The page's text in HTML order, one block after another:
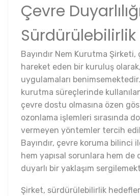
Çevre
Sürdürülebilirlik
Bayındır Nem Kurutma
hareket eden bir kuruluş
uygulamaları
kurutma süreçlerinde
çevre dostu olmasına özen
ozonlama işlemleri sırasında
vermeyen yöntemler tercih
Bayındır, çevre koruma bilinci
hem yapısal sorunlara hem de
duyarlı bir yaklaşım
Şirket, sürdürülebilirlik